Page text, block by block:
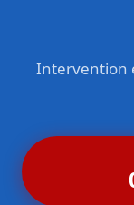
Intervention